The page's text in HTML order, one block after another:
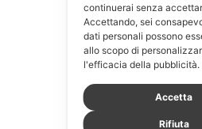
continuerai senza
Accettando, sei
dati personali possono
allo scopo di
l'efficacia della pubblicità.
Accetta
Rifiuta